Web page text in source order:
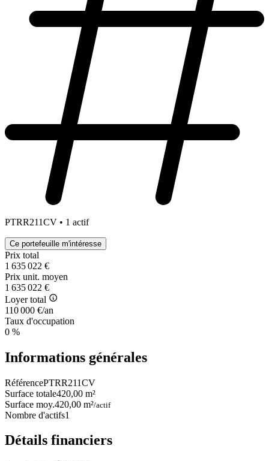
PTRR211CV • 1 actif
Ce portefeuille m'intéresse
Prix total
1 635 022 €
Prix unit. moyen
1 635 022 €
Loyer total
110 000 €/an
Taux d'occupation
0 %
Informations générales
RéférencePTRR211CV
Surface totale420,00 m²
Surface moy.420,00 m²/actif
Nombre d'actifs1
Détails financiers